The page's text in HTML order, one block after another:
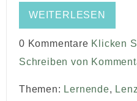
WEITERLESEN
0 Kommentare Klicken
Schreiben von
Themen: Lernende,